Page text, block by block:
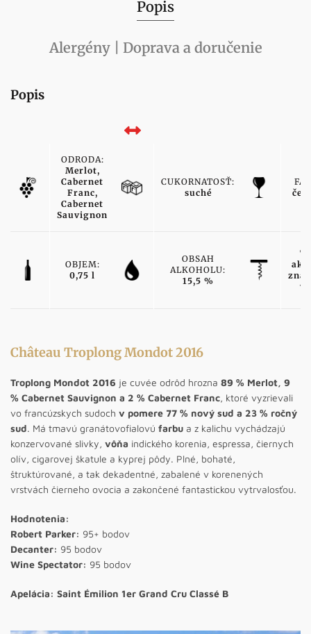
Popis
Alergény | Doprava a doručenie
Popis
ODRODA:
Merlot,
Cabernet
Franc,
Cabernet
Sauvignon
CUKORNATOSŤ:
suché
OBJEM:
0,75 l
OBSAH
ALKOHOLU:
15,5 %
Château Troplong Mondot 2016
Troplong Mondot 2016 je cuvée odrôd hrozna 89 % Merlot, 9
% Cabernet Sauvignon a 2 % Cabernet Franc, ktoré vyzrievali
vo francúzskych sudoch v pomere 77 % nový sud a 23 % ročný
sud. Má tmavú granátovofialovú farbu a z kalichu vychádzajú
konzervované slivky, vôňa indického korenia, espressa, čiernych
olív, cigarovej škatule a kyprej pôdy. Plné, bohaté,
štruktúrované, a tak dekadentné, zabalené v korenených
vrstvách čierneho ovocia a zakončené fantastickou vytrvalosťou.
Hodnotenia:
Robert Parker: 95+ bodov
Decanter: 95 bodov
Wine Spectator: 95 bodov
Apelácia: Saint Émilion 1er Grand Cru Classé B